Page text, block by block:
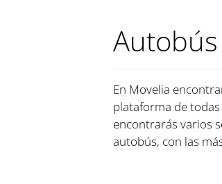
En Movelia
plataforma de
encontrarás varios
autobús, con las